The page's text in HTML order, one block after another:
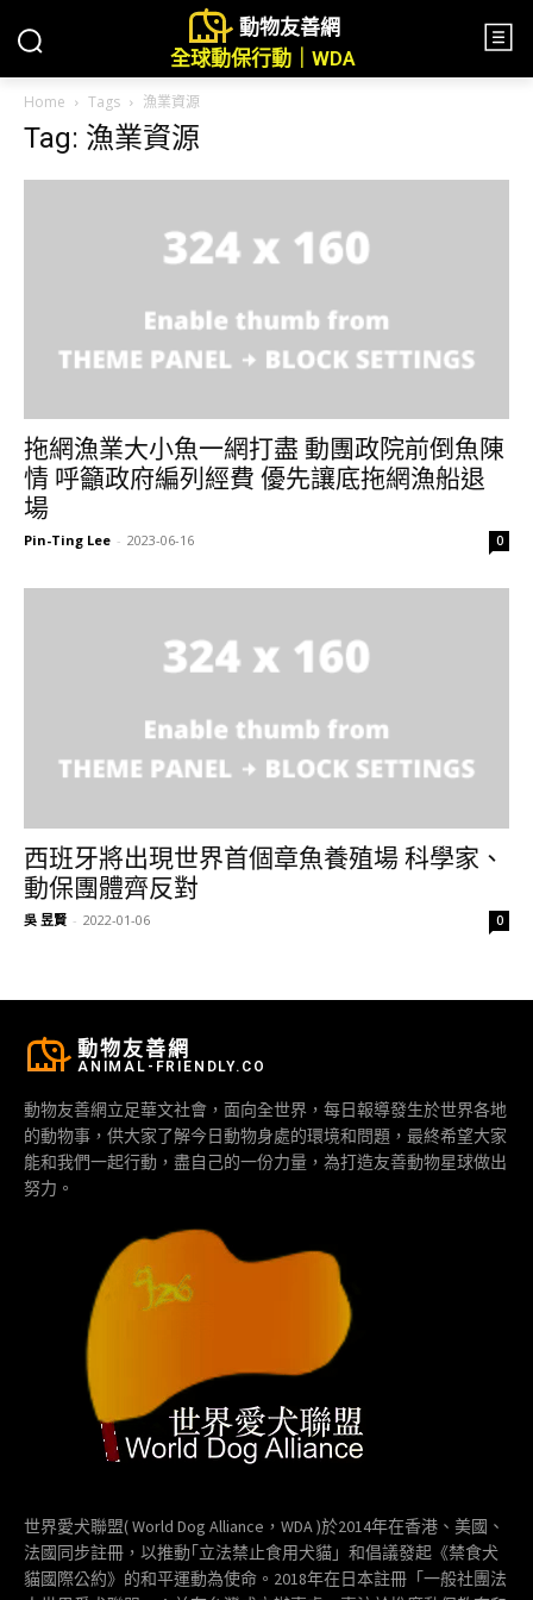
動物友善網
全球動保行動｜WDA
Home Tags 漁業資源
Tag: 漁業資源
拖網漁業大小魚一網打盡 動團政院前倒魚陳
情 呼籲政府編列經費 優先讓底拖網漁船退
場
Pin-Ting Lee - 2023-06-16 0
西班牙將出現世界首個章魚養殖場 科學家、
動保團體齊反對
吳 昱賢 - 2022-01-06 0
動物友善網
ANIMAL-FRIENDLY.CO
動物友善網立足華文社會，面向全世界，每日報導發生於世界各地
的動物事，供大家了解今日動物身處的環境和問題，最終希望大家
能和我們一起行動，盡自己的一份力量，為打造友善動物星球做出
努力。
世界愛犬聯盟( World Dog Alliance，WDA )於2014年在香港、美國、
法國同步註冊，以推動｢立法禁止食用犬貓」和倡議發起《禁食犬
貓國際公約》的和平運動為使命。2018年在日本註冊「一般社團法